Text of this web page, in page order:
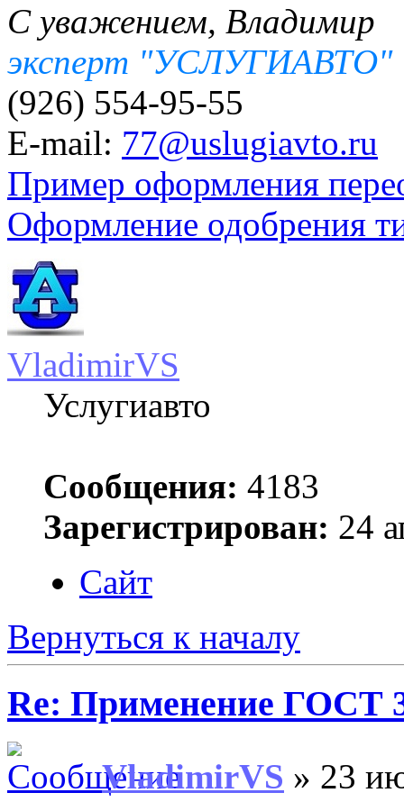
С уважением, Владимир
эксперт "УСЛУГИАВТО"
(926) 554-95-55
E-mail: 77@uslugiavto.ru
Пример оформления
Оформление одобрения
VladimirVS
Услугиавто
Сообщения: 4183
Зарегистрирован: 24
Сайт
Вернуться к началу
Re: Применение ГОСТ
VladimirVS » 23